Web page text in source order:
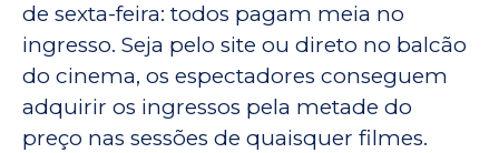
de sexta-feira: todos pagam meia no
ingresso. Seja pelo site ou direto no balcão
do cinema, os espectadores conseguem
adquirir os ingressos pela metade do
preço nas sessões de quaisquer filmes.